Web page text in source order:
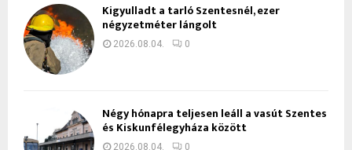
Kigyulladt a tarló Szentesnél, ezer
négyzetméter lángolt
2026.08.04. 0
Négy hónapra teljesen leáll a vasút Szentes
és Kiskunfélegyháza között
2026.08.04. 0